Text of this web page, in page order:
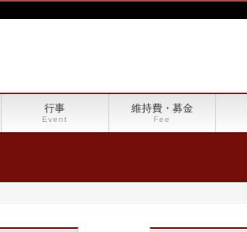
行事
Event
維持費・募金
Fee